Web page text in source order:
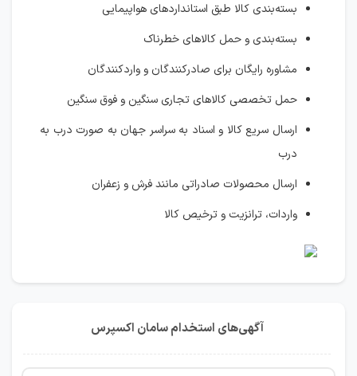
بسته‌بندی کالا طبق استانداردهای هواپیمایی
بسته‌بندی و حمل کالاهای خطرناک
مشاوره رایگان برای صادرکنندگان و واردکنندگان
حمل تخصصی کالاهای تجاری سنگین و فوق سنگین
ارسال سریع کالا و اسناد به سراسر جهان به صورت درب به
درب
ارسال محصولات صادراتی مانند فرش و زعفران
واردات، ترانزیت و ترخیص کالا
آگهی‌های استخدام سامان اکسپرس